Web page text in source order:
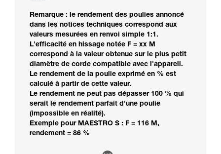
Remarque : le rendement des poulies annoncé
dans les notices techniques correspond aux
valeurs mesurées en renvoi simple 1:1.
L'efficacité en hissage notée F = xx M
correspond à la valeur obtenue sur le plus petit
diamètre de corde compatible avec l'appareil.
Le rendement de la poulie exprimé en % est
calculé à partir de cette valeur.
Le rendement ne peut pas dépasser 100 % qui
serait le rendement parfait d'une poulie
(impossible en réalité).
Exemple pour MAESTRO S : F = 116 M,
rendement = 86 %